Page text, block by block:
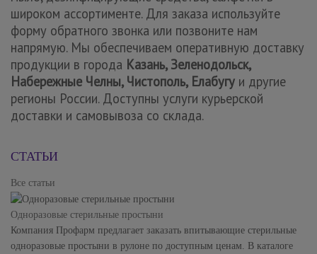
широком ассортименте. Для заказа используйте
форму обратного звонка или позвоните нам
напрямую. Мы обеспечиваем оперативную доставку
продукции в города Казань, Зеленодольск,
Набережные Челны, Чистополь, Елабугу и другие
регионы России. Доступны услуги курьерской
доставки и самовывоза со склада.
СТАТЬИ
Все статьи
Одноразовые стерильные простыни
Компания Профарм предлагает заказать впитывающие стерильные
одноразовые простыни в рулоне по доступным ценам. В каталоге